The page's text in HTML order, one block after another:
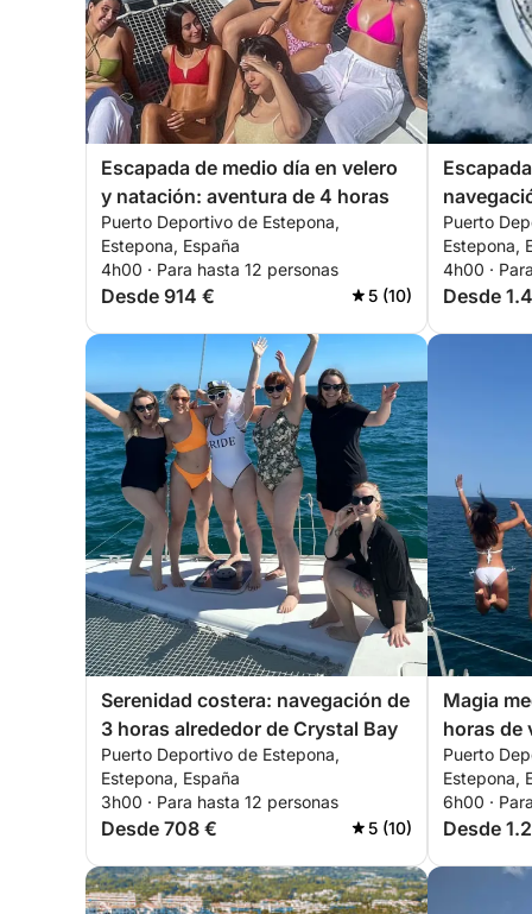
Escapada de medio día en velero
y natación: aventura de 4 horas
Puerto Deportivo de Estepona,
Estepona, España
4h00 · Para hasta 12 personas
Desde 914 € 5 (10)
de 4
Puerto
Estepona,
4h00 ·
Desde
Serenidad costera: navegación de
3 horas alrededor de Crystal Bay
Puerto Deportivo de Estepona,
Estepona, España
3h00 · Para hasta 12 personas
Desde 708 € 5 (10)
Magia
horas de
Puerto
Estepona,
6h00 ·
Desde